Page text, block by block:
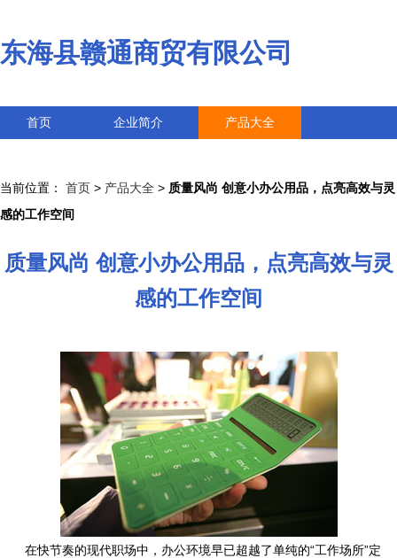
东海县赣通商贸有限公司
首页 企业简介 产品大全
当前位置： 首页 > 产品大全 > 质量风尚 创意小办公用品，点亮高效与灵
感的工作空间
质量风尚 创意小办公用品，点亮高效与灵
感的工作空间
在快节奏的现代职场中，办公环境早已超越了单纯的“工作场所”定